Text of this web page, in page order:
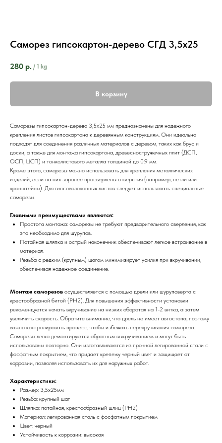
Саморез гипсокартон-дерево СГД 3,5х25
280 р. / 1 kg
В корзину
Саморезы гипсокартон-дерево 3,5х25 мм предназначены для надежного
крепления листов гипсокартона к деревянным конструкциям. Они идеально
подходят для соединения различных материалов с деревом, таких как брус и
доски, а также для монтажа гипсокартона, древесностружечных плит (ДСП,
ОСП, ЦСП) и тонколистового металла толщиной до 0.9 мм.
Кроме этого, саморезы можно использовать для крепления металлических
изделий, если на них заранее просверлены отверстия (например, петли или
кронштейны). Для гипсоволоконных листов следует использовать специальные
саморезы.
Главными преимуществами являются:
Простота монтажа: саморезы не требуют предварительного сверления, как
это необходимо для шурупов.
Потайная шляпка и острый наконечник обеспечивают легкое встраивание в
материал.
Резьба с редким (крупным) шагом минимизирует усилия при вкручивании,
обеспечивая надежное соединение.
Монтаж саморезов осуществляется с помощью дрели или шуруповерта с
крестообразной битой (PH2). Для повышения эффективности установки
рекомендуется начать вкручивание на низких оборотах на 1-2 витка, а затем
увеличить скорость. Обратите внимание, что дрель не имеет автостопа, поэтому
важно контролировать процесс, чтобы избежать перекручивания самореза.
Саморезы легко демонтируются обратным выкручиванием и могут быть
использованы повторно. Они изготавливаются из прочной легированной стали с
фосфатным покрытием, что придает крепежу черный цвет и защищает от
коррозии, позволяя использовать их для наружных работ.
Характеристики:
Размер: 3,5х25мм
Резьба: крупный шаг
Шляпка: потайная, крестообразный шлиц (PH2)
Материал: легированная сталь с фосфатным покрытием
Цвет: черный
Устойчивость к коррозии: высокая